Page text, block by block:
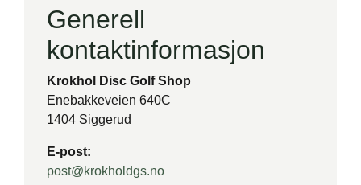
Generell
kontaktinformasjon
Krokhol Disc Golf Shop
Enebakkeveien 640C
1404 Siggerud
E‑post:
post@krokholdgs.no